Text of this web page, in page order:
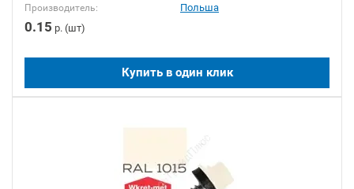
Производитель: Польша
0.15 р. (шт)
Купить в один клик